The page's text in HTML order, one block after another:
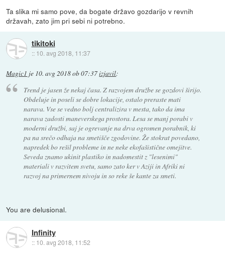
Ta slika mi samo pove, da bogate državo gozdarijo v revnih
državah, zato jim pri sebi ni potrebno.
tikitoki
:: 10. avg 2018, 11:37
Magic1 je 10. avg 2018 ob 07:37izjavil:
Trend je jasen že nekaj časa. Z razvojem družbe se gozdovi širijo.
Obdeluje in poseli se dobre lokacije, ostalo preraste mati
narava. Vse se vedno bolj centralizira v mesta, tako da ima
narava zadosti maneverskega prostora. Lesa se manj porabi v
moderni družbi, saj je ogrevanje na drva ogromen porabnik, ki
pa na srečo odhaja na smetišče zgodovine. Že stokrat povedano,
napredek bo rešil probleme in ne neke ekofašistične omejitve.
Seveda znamo ukinit plastiko in nadomestit z "lesenimi"
materiali v razvitem svetu, samo zato ker v Aziji in Afriki ni
razvoj na primernem nivoju in so reke še kante za smeti.
You are delusional.
Infinity
:: 10. avg 2018, 11:52